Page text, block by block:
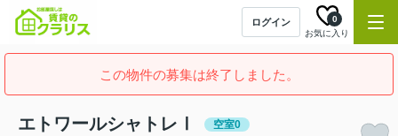
ログイン
お気に入り
0
この物件の募集は終了しました。
エトワールシャトレⅠ 空室0